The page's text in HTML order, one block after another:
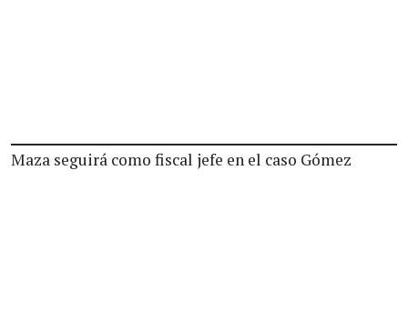
Maza seguirá como fiscal jefe en el caso Gómez